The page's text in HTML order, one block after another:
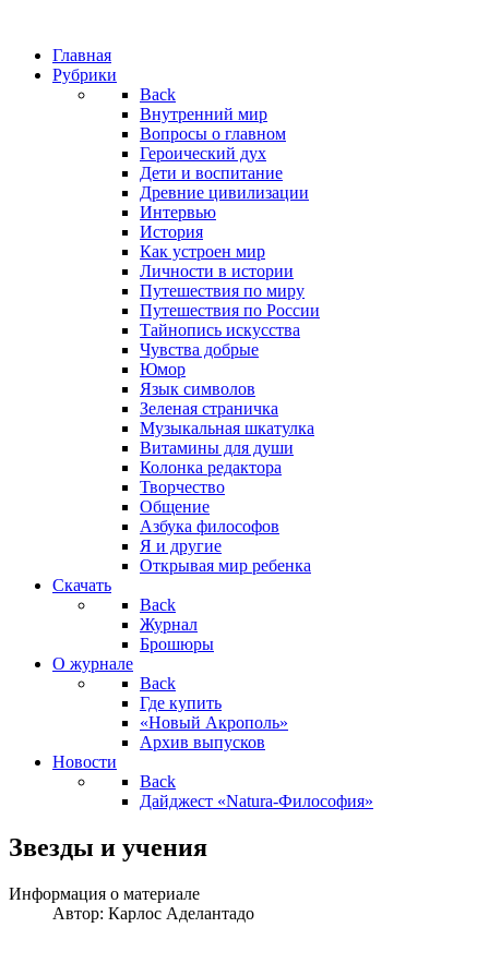
Главная
Рубрики
Back
Внутренний мир
Вопросы о главном
Героический дух
Дети и воспитание
Древние цивилизации
Интервью
История
Как устроен мир
Личности в истории
Путешествия по миру
Путешествия по России
Тайнопись искусства
Чувства добрые
Юмор
Язык символов
Зеленая страничка
Музыкальная шкатулка
Витамины для души
Колонка редактора
Творчество
Общение
Азбука философов
Я и другие
Открывая мир ребенка
Скачать
Back
Журнал
Брошюры
О журнале
Back
Где купить
«Новый Акрополь»
Архив выпусков
Новости
Back
Дайджест «Natura-Философия»
Звезды и учения
Информация о материале
Автор: Карлос Аделантадо